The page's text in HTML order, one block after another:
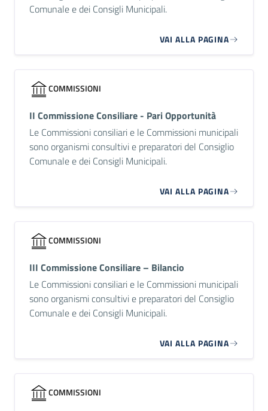
Comunale e dei Consigli Municipali.
VAI ALLA PAGINA
COMMISSIONI
II Commissione Consiliare - Pari Opportunità
Le Commissioni consiliari e le Commissioni municipali
sono organismi consultivi e preparatori del Consiglio
Comunale e dei Consigli Municipali.
VAI ALLA PAGINA
COMMISSIONI
III Commissione Consiliare – Bilancio
Le Commissioni consiliari e le Commissioni municipali
sono organismi consultivi e preparatori del Consiglio
Comunale e dei Consigli Municipali.
VAI ALLA PAGINA
COMMISSIONI